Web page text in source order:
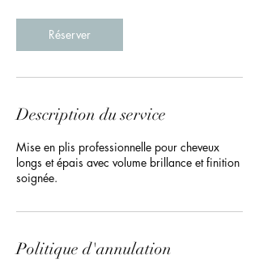
Réserver
Description du service
Mise en plis professionnelle pour cheveux
longs et épais avec volume brillance et finition
soignée.
Politique d'annulation